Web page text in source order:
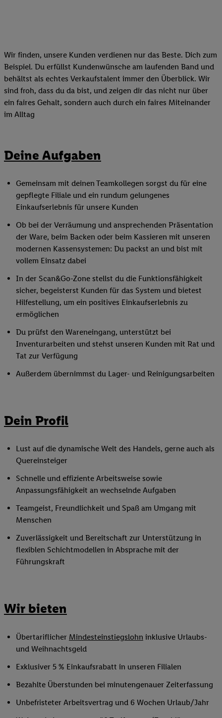
Wir finden, unsere Kunden verdienen nur das Beste. Dich zum
Beispiel. Du erfüllst Kundenwünsche am laufenden Band und
behältst als echtes Verkaufstalent immer den Überblick. Wir
sind froh, dass du da bist, und zeigen dir das nicht nur über
ein faires Gehalt, sondern auch durch ein faires Miteinander
im Alltag
Deine Aufgaben
Gemeinsam mit deinen Teamkollegen sorgst du für eine
gepflegte Filiale und ein rundum gelungenes
Einkaufserlebnis für unsere Kunden
Ob bei der Verräumung und ansprechenden Präsentation
der Ware, beim Backen oder beim Kassieren mit unseren
modernen Kassensystemen: Du packst an und bist mit
vollem Einsatz dabei
In der Scan&Go-Zone stellst du die Funktionsfähigkeit
sicher, begeisterst Kunden für das System und bietest
Hilfestellung, um ein positives Einkaufserlebnis zu
ermöglichen
Du prüfst den Wareneingang, unterstützt bei
Inventurarbeiten und stehst unseren Kunden mit Rat und
Tat zur Verfügung
Außerdem übernimmst du Lager- und Reinigungsarbeiten
Dein Profil
Lust auf die dynamische Welt des Handels, gerne auch als
Quereinsteiger
Schnelle und effiziente Arbeitsweise sowie
Anpassungsfähigkeit an wechselnde Aufgaben
Teamgeist, Freundlichkeit und Spaß am Umgang mit
Menschen
Zuverlässigkeit und Bereitschaft zur Unterstützung in
flexiblen Schichtmodellen in Absprache mit der
Führungskraft
Wir bieten
Übertariflicher Mindesteinstiegslohn inklusive Urlaubs-
und Weihnachtsgeld
Exklusiver 5 % Einkaufsrabatt in unseren Filialen
Bezahlte Überstunden bei minutengenauer Zeiterfassung
Unbefristeter Arbeitsvertrag und 6 Wochen Urlaub/Jahr